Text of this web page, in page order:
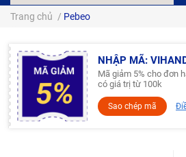
Trang chủ / Pebeo
NHẬP MÃ:
Mã giảm 5% cho đơn
có giá trị từ 100k
Sao chép mã